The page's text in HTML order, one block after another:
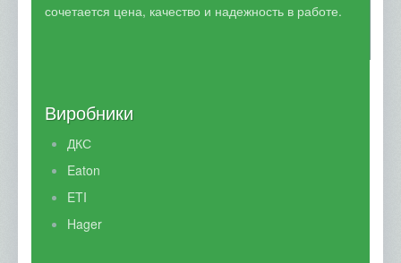
Електровимірювальна лабораторія
Партнери та виробники
Контакти
сочетается цена, качество и надежность в работе.
Виробники
ДКС
Eaton
ETI
Hager